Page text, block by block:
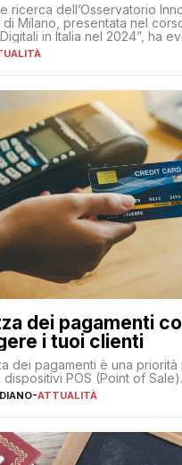
ricerca dell’Osservatorio
Milano, presentata nel
in Italia nel 2024”, ha
primo semestre 2024
dei pagamenti
i tuoi clienti
dei pagamenti è una
dispositivi POS (Point of Sale).
-ATTUALITÀ